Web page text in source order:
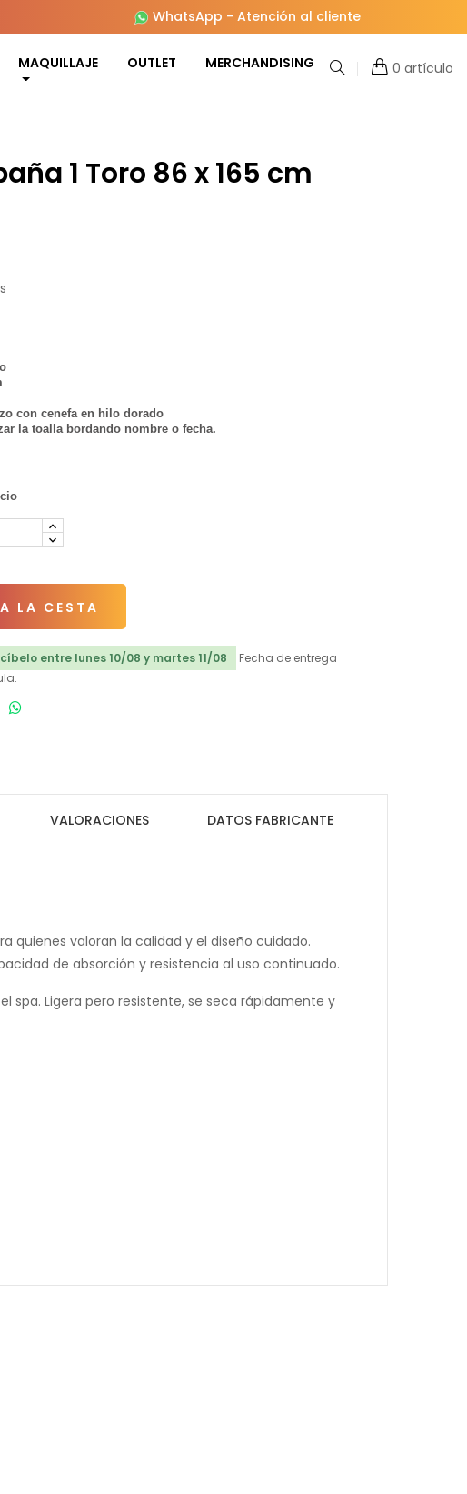
WhatsApp - Atención al cliente
MAQUILLAJE OUTLET MERCHANDISING 0 artículo
1 Toro 86 x 165 cm
con cenefa en hilo dorado
la toalla bordando nombre o fecha.
LA CESTA
entre lunes 10/08 y martes 11/08
Fecha de entrega
VALORACIONES DATOS FABRICANTE
quienes valoran la calidad y el diseño cuidado.
de absorción y resistencia al uso continuado.
spa. Ligera pero resistente, se seca rápidamente y